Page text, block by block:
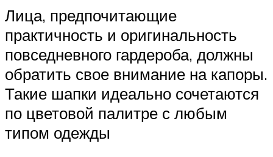
Лица, предпочитающие
практичность и оригинальность
повседневного гардероба, должны
обратить свое внимание на капоры.
Такие шапки идеально сочетаются
по цветовой палитре с любым
типом одежды